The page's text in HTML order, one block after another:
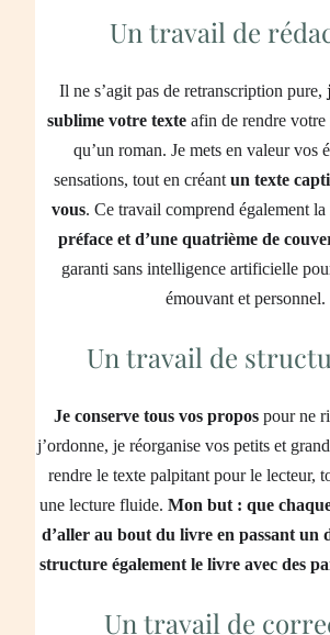
Un travail de
Il ne s’agit pas de retranscription pure,
sublime votre texteafin de rendre votre
qu’un roman. Je mets en valeur vos
sensations, tout en créant un texte
vous. Ce travail comprend également la
préface et d’une quatrième de
garanti sans intelligence artificielle
émouvant et personnel.
Un travail de
Je conserve tous vos propospour ne
j’ordonne, je réorganise vos petits et
rendre le texte palpitant pour le lecteur,
une lecture fluide. Mon but : que
d’aller au bout du livre en passant un
structure également le livre avec des
Un travail de